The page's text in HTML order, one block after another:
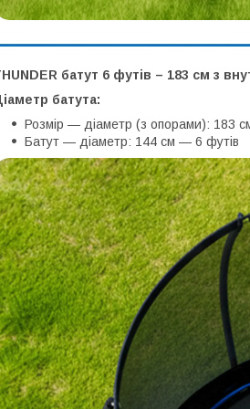
батут 6 футів – 183 см з
батута:
Розмір — діаметр (з опорами): 183
Батут — діаметр: 144 см — 6 футів